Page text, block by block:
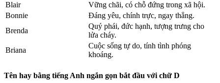
Blair
Vững chãi, có chỗ đứng trong xã hội.
Bonnie
Đáng yêu, chính trực, ngay thẳng.
Brenda
Quý phái, đức hạnh, tượng trưng cho
lửa cháy.
Briana
Cuộc sống tự do, tính tình phóng
khoáng.
Tên hay bằng tiếng Anh ngắn gọn bắt đầu với chữ D